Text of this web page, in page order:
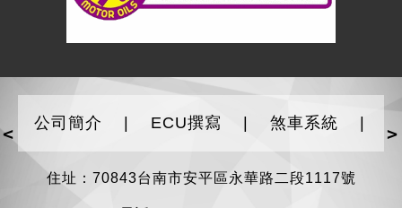
< 公司簡介 ECU撰寫 煞車系統 >
住址：70843台南市安平區永華路二段1117號